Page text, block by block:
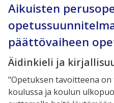
Aikuisten
päättövaiheen
Äidinkieli ja
"Opetuksen tavoitteena
koulussa ja koulun